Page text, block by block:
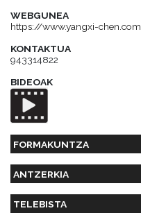
WEBGUNEA
https://www.yangxi-chen.com
KONTAKTUA
943314822
BIDEOAK
FORMAKUNTZA
ANTZERKIA
TELEBISTA